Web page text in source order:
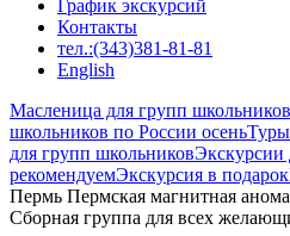
График экскурсий
Контакты
тел.:(343)381-81-81
English
Масленица для групп школьников
школьников по России осень
для групп школьниковЭкскурсии
рекомендуемЭкскурсия в подарок
Пермь Пермская магнитная
Сборная группа для всех